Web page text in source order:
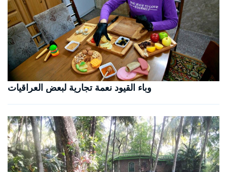
وباء القيود نعمة تجارية لبعض العراقيات